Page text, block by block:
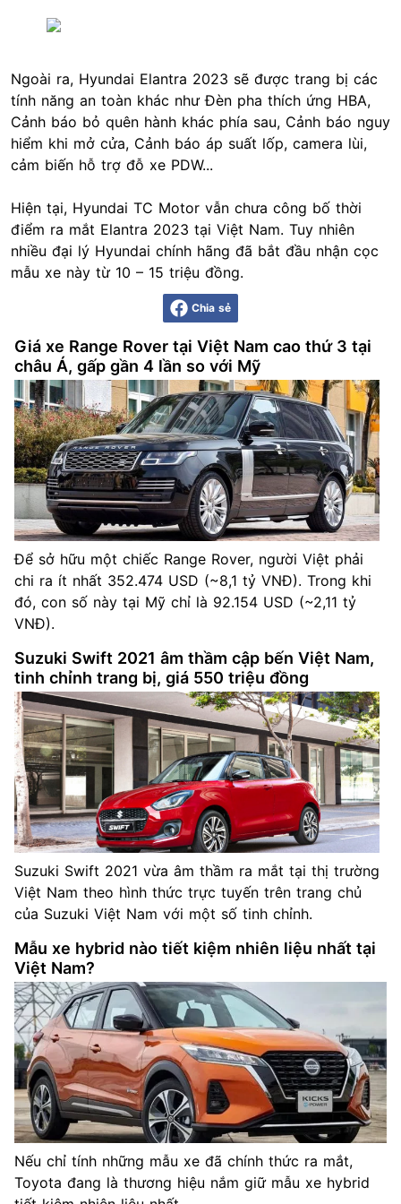
Ngoài ra, Hyundai Elantra 2023 sẽ được trang bị các
tính năng an toàn khác như Đèn pha thích ứng HBA,
Cảnh báo bỏ quên hành khác phía sau, Cảnh báo nguy
hiểm khi mở cửa, Cảnh báo áp suất lốp, camera lùi,
cảm biến hỗ trợ đỗ xe PDW...
Hiện tại, Hyundai TC Motor vẫn chưa công bố thời
điểm ra mắt Elantra 2023 tại Việt Nam. Tuy nhiên
nhiều đại lý Hyundai chính hãng đã bắt đầu nhận cọc
mẫu xe này từ 10 – 15 triệu đồng.
Chia sẻ
Giá xe Range Rover tại Việt Nam cao thứ 3 tại
châu Á, gấp gần 4 lần so với Mỹ
Để sở hữu một chiếc Range Rover, người Việt phải
chi ra ít nhất 352.474 USD (~8,1 tỷ VNĐ). Trong khi
đó, con số này tại Mỹ chỉ là 92.154 USD (~2,11 tỷ
VNĐ).
Suzuki Swift 2021 âm thầm cập bến Việt Nam,
tinh chỉnh trang bị, giá 550 triệu đồng
Suzuki Swift 2021 vừa âm thầm ra mắt tại thị trường
Việt Nam theo hình thức trực tuyến trên trang chủ
của Suzuki Việt Nam với một số tinh chỉnh.
Mẫu xe hybrid nào tiết kiệm nhiên liệu nhất tại
Việt Nam?
Nếu chỉ tính những mẫu xe đã chính thức ra mắt,
Toyota đang là thương hiệu nắm giữ mẫu xe hybrid